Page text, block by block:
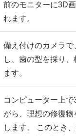
前のモニターに3D
れます。
備え付けのカメラ
し、歯の型を採り、
ます。
コンピューター上
がら、理想の修復
します。 このとき